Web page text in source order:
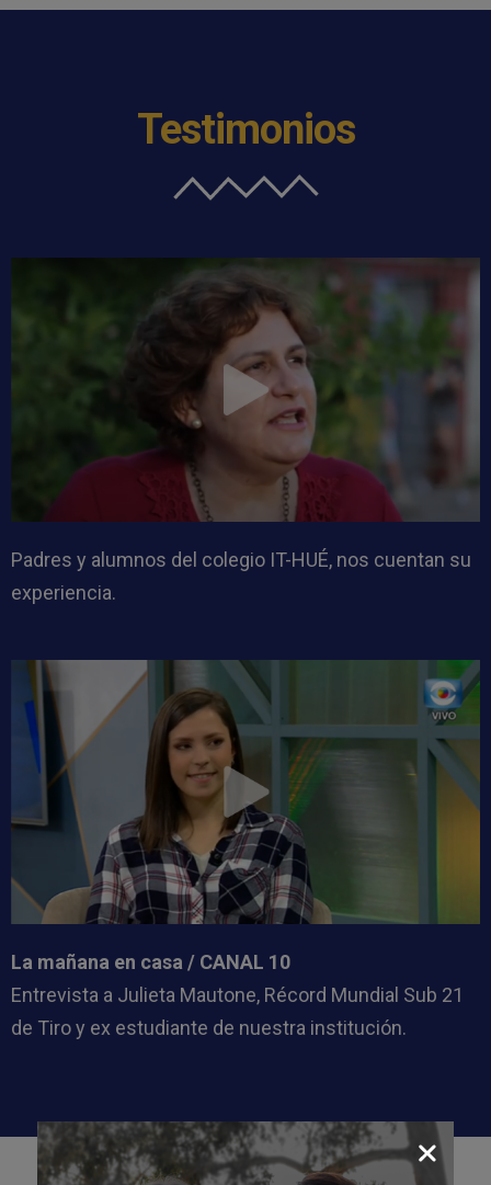
Testimonios
Padres y alumnos del colegio IT-HUÉ, nos cuentan su
experiencia.
La mañana en casa / CANAL 10
Entrevista a Julieta Mautone, Récord Mundial Sub 21
de Tiro y ex estudiante de nuestra institución.